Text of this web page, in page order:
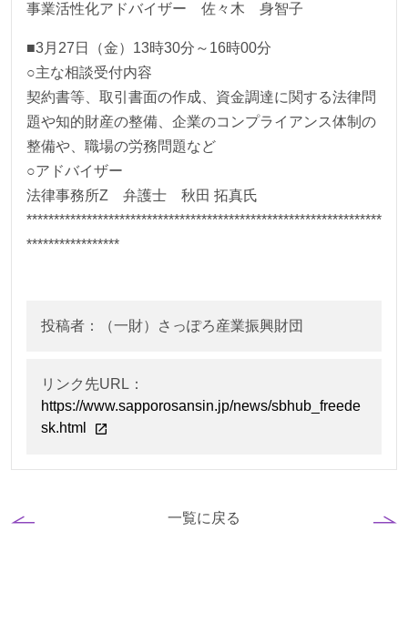
事業活性化アドバイザー 佐々木 身智子
■3月27日（金）13時30分～16時00分
○主な相談受付内容
契約書等、取引書面の作成、資金調達に関する法律問
題や知的財産の整備、企業のコンプライアンス体制の
整備や、職場の労務問題など
○アドバイザー
法律事務所Z 弁護士 秋田 拓真氏
*****************************************************************
*****************
投稿者：（一財）さっぽろ産業振興財団
リンク先URL：
https://www.sapporosansin.jp/news/sbhub_freede
sk.html
一覧に戻る